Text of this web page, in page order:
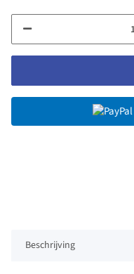
Beschrijving